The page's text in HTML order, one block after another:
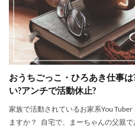
おうちごっこ・ひろあき仕事
い?アンチで活動休止?
家族で活動されているお家系You
ますか？ 自宅で、まーちゃんの父親